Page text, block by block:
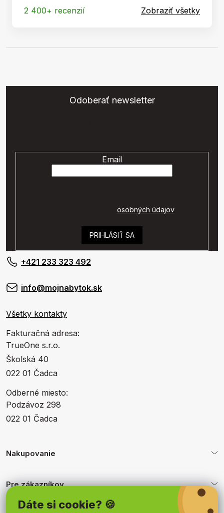
Dáte si cookie? 🍪
2 400+ recenzií Zobraziť všetky
Odoberať newsletter
Email
osobných údajov.
PRIHLÁSIŤ SA
+421 233 323 492
info@mojnabytok.sk
Všetky kontakty
Fakturačná adresa:
TrueOne s.r.o.
Školská 40
022 01 Čadca
Odberné miesto:
Podzávoz 298
022 01 Čadca
Nakupovanie
Pre zákazníkov